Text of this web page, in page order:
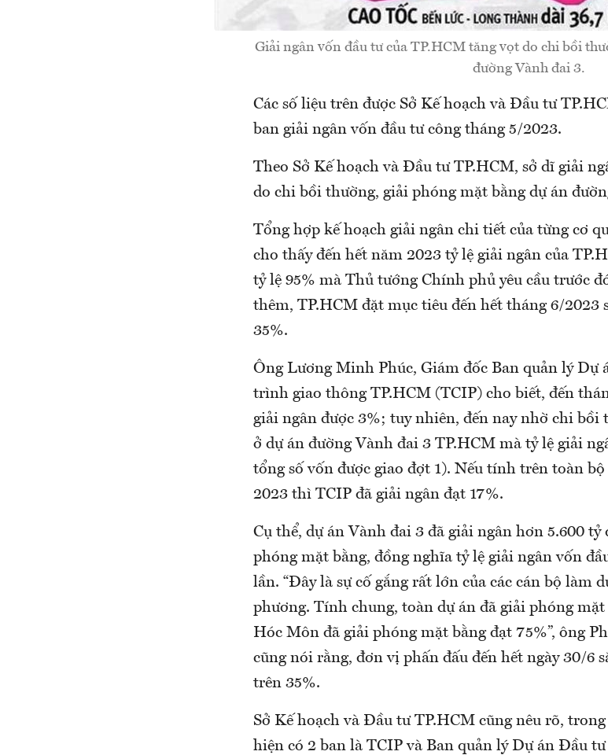
Giải ngân vốn đầu tư của TP.HCM tăng vọt do chi bồi
đường Vành đai 3.
Các số liệu trên được Sở Kế hoạch và Đầu tư
ban giải ngân vốn đầu tư công tháng 5/2023.
Theo Sở Kế hoạch và Đầu tư TP.HCM, sở dĩ giải
do chi bồi thường, giải phóng mặt bằng dự án
Tổng hợp kế hoạch giải ngân chi tiết của từng cơ
cho thấy đến hết năm 2023 tỷ lệ giải ngân của
tỷ lệ 95% mà Thủ tướng Chính phủ yêu cầu trước
thêm, TP.HCM đặt mục tiêu đến hết tháng 6/2023
35%.
Ông Lương Minh Phúc, Giám đốc Ban quản lý Dự
trình giao thông TP.HCM (TCIP) cho biết, đến
giải ngân được 3%; tuy nhiên, đến nay nhờ chi bồi
ở dự án đường Vành đai 3 TP.HCM mà tỷ lệ giải
tổng số vốn được giao đợt 1). Nếu tính trên toàn
2023 thì TCIP đã giải ngân đạt 17%.
Cụ thể, dự án Vành đai 3 đã giải ngân hơn 5.600
phóng mặt bằng, đồng nghĩa tỷ lệ giải ngân vốn
lần. “Đây là sự cố gắng rất lớn của các cán bộ làm
phương. Tính chung, toàn dự án đã giải phóng
Hóc Môn đã giải phóng mặt bằng đạt 75%”, ông
cũng nói rằng, đơn vị phấn đấu đến hết ngày 30/6
trên 35%.
Sở Kế hoạch và Đầu tư TP.HCM cũng nêu rõ,
hiện có 2 ban là TCIP và Ban quản lý Dự án Đầu